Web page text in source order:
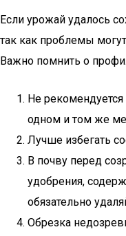
Если урожай удалось
так как проблемы
Важно помнить о
Не
одном и том же
Лучше избегать
В почву перед
удобрения,
обязательно
Обрезка